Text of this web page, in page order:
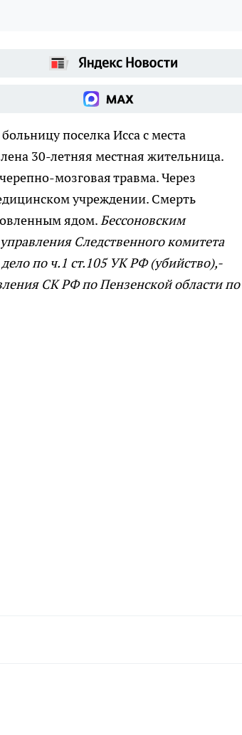
поселка Исса с места
30-летняя местная жительница.
мозговая травма. Через
учреждении. Смерть
ядом.Бессоновским
Следственного комитета
по ч.1 ст.105 УК РФ (убийство),-
СК РФ по Пензенской области по